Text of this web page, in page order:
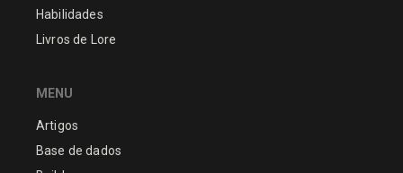
Habilidades
Livros de Lore
MENU
Artigos
Base de dados